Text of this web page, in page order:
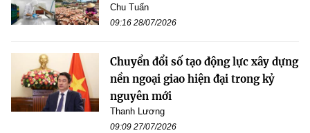
Chu Tuấn
09:16 28/07/2026
Chuyển đổi số tạo động lực xây dựng
nền ngoại giao hiện đại trong kỷ
nguyên mới
Thanh Lương
09:09 27/07/2026